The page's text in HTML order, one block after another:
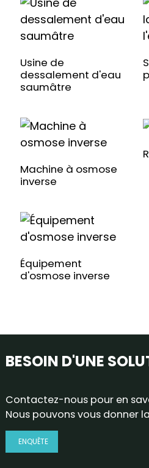
Usine de
dessalement d'eau
saumâtre
Machine à osmose
inverse
Équipement
d'osmose inverse
BESOIN D'UNE
Contactez-nous pour en
Nous pouvons vous donner
ENQUÊTE